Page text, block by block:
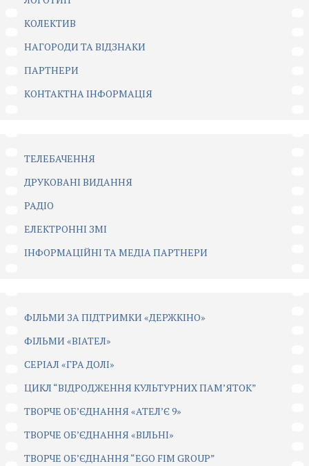
КОЛЕКТИВ
НАГОРОДИ ТА ВІДЗНАКИ
ПАРТНЕРИ
КОНТАКТНА ІНФОРМАЦІЯ
ТЕЛЕБАЧЕННЯ
ДРУКОВАНІ ВИДАННЯ
РАДІО
ЕЛЕКТРОННІ ЗМІ
ІНФОРМАЦІЙНІ ТА МЕДІА ПАРТНЕРИ
ФІЛЬМИ ЗА ПІДТРИМКИ «ДЕРЖКІНО»
ФІЛЬМИ «ВІАТЕЛ»
СЕРІАЛ «ГРА ДОЛІ»
ЦИКЛ “ВІДРОДЖЕННЯ КУЛЬТУРНИХ ПАМ’ЯТОК”
ТВОРЧЕ ОБ’ЄДНАННЯ «АТЕЛ’Є 9»
ТВОРЧЕ ОБ’ЄДНАННЯ «ВІЛЬНІ»
ТВОРЧЕ ОБ’ЄДНАННЯ “EGO FIM GROUP”